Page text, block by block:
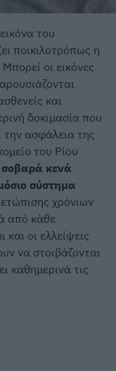
του
ποικιλοτρόπως η
οι εικόνες
και
δοκιμασία που
την ασφάλεια της
του Ρίου
κενά
σύστημα
χρόνιων
από κάθε
οι ελλείψεις
να στοιβάζονται
καθημερινά τις